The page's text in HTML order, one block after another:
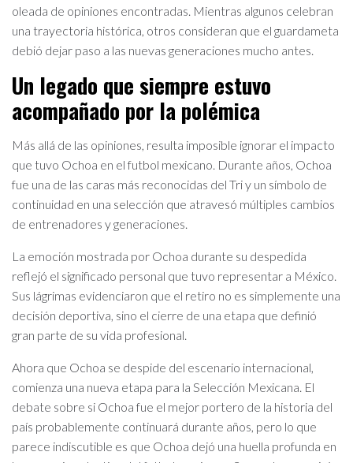
oleada de opiniones encontradas. Mientras algunos celebran
una trayectoria histórica, otros consideran que el guardameta
debió dejar paso a las nuevas generaciones mucho antes.
Un legado que siempre estuvo
acompañado por la polémica
Más allá de las opiniones, resulta imposible ignorar el impacto
que tuvo Ochoa en el futbol mexicano. Durante años, Ochoa
fue una de las caras más reconocidas del Tri y un símbolo de
continuidad en una selección que atravesó múltiples cambios
de entrenadores y generaciones.
La emoción mostrada por Ochoa durante su despedida
reflejó el significado personal que tuvo representar a México.
Sus lágrimas evidenciaron que el retiro no es simplemente una
decisión deportiva, sino el cierre de una etapa que definió
gran parte de su vida profesional.
Ahora que Ochoa se despide del escenario internacional,
comienza una nueva etapa para la Selección Mexicana. El
debate sobre si Ochoa fue el mejor portero de la historia del
país probablemente continuará durante años, pero lo que
parece indiscutible es que Ochoa dejó una huella profunda en